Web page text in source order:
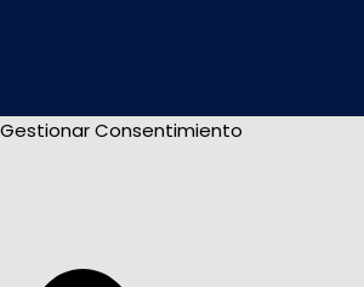
Gestionar Consentimiento